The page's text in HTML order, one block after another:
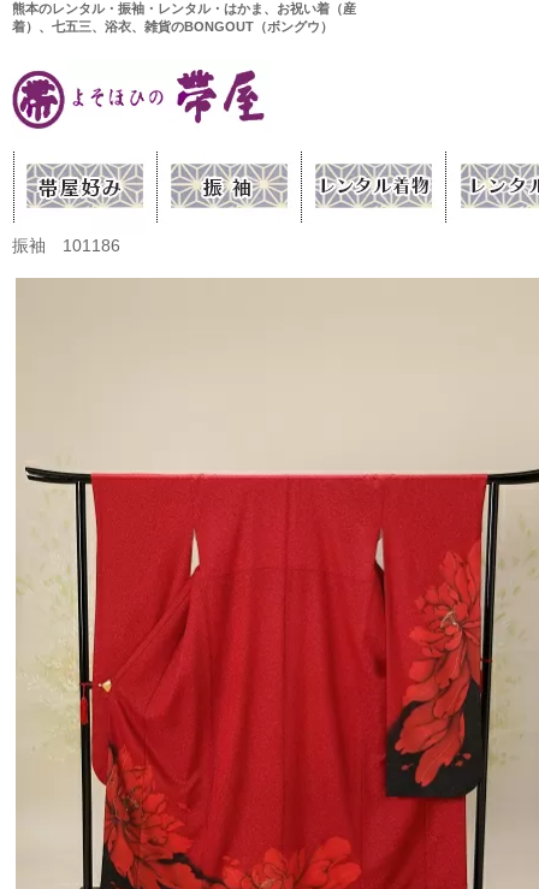
熊本のレンタル・振袖・レンタル・はかま、お祝い着（産
着）、七五三、浴衣、雑貨のBONGOUT（ボングウ）
振袖 101186